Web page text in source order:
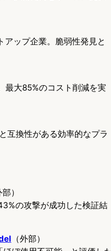
アップ企業。脆弱性発見と
最大85%のコスト削減を実
互換性がある効率的なプラ
部）
の攻撃が成功した検証結
（外部）